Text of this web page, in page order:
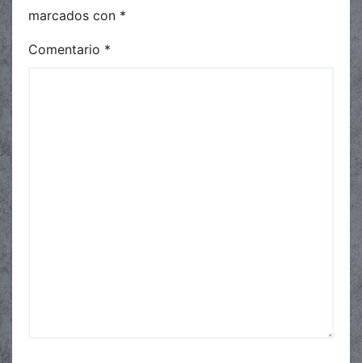
marcados con *
Comentario *